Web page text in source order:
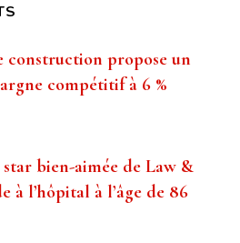
construction propose un
compétitif à 6 %
bien-aimée de Law &
à l’hôpital à l’âge de 86